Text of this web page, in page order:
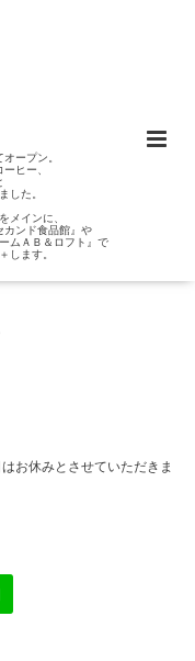
ープン。
ヒー、
した。
をメインに、
カンド食品館』や
ムＡＢ＆ロフト』で
します。
お休みとさせていただきま